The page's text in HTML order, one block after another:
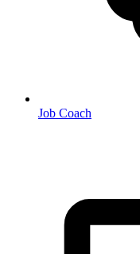
Job Coach